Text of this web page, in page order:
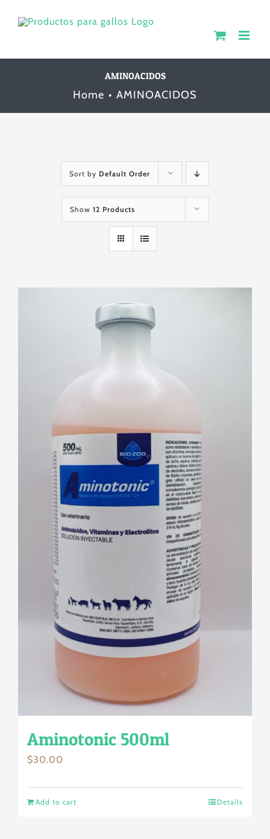
AMINOACIDOS
Home AMINOACIDOS
Sort by Default Order
Show 12 Products
Aminotonic 500ml
$30.00
Add to cart Details